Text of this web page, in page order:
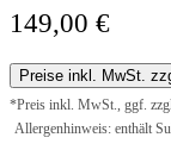
149,00 €
Preise inkl. MwSt.
*Preis inkl. MwSt., ggf.
Allergenhinweis: enthält